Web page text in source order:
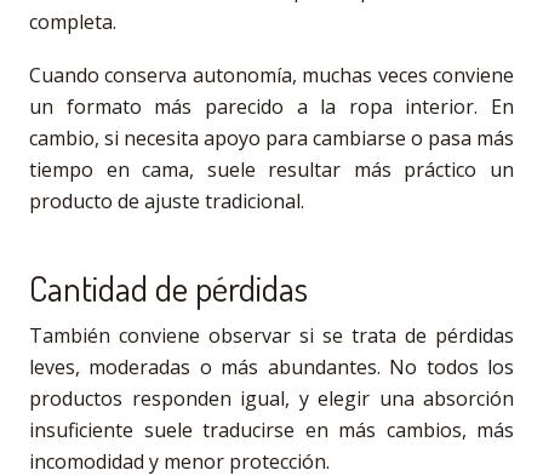
completa.
Cuando conserva autonomía, muchas veces conviene
un formato más parecido a la ropa interior. En
cambio, si necesita apoyo para cambiarse o pasa más
tiempo en cama, suele resultar más práctico un
producto de ajuste tradicional.
Cantidad de pérdidas
También conviene observar si se trata de pérdidas
leves, moderadas o más abundantes. No todos los
productos responden igual, y elegir una absorción
insuficiente suele traducirse en más cambios, más
incomodidad y menor protección.